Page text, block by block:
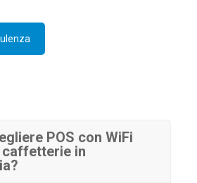
POS con WiFi
caffetterie in